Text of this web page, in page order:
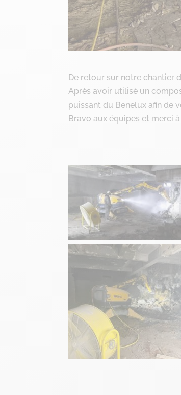
De retour sur notre chantier
Après avoir utilisé un
puissant du Benelux afin de
Bravo aux équipes et merci